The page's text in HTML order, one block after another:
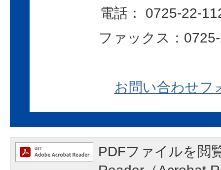
電話： 0725-22-
ファックス：
お問い合わせフ
PDFファイルを閲